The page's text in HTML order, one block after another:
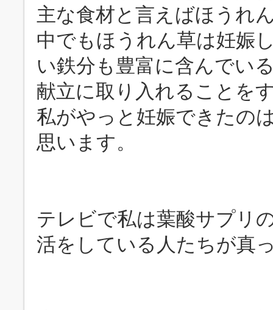
主な食材と言えばほうれ
中でもほうれん草は妊娠
い鉄分も豊富に含んでい
献立に取り入れることを
私がやっと妊娠できたの
思います。
テレビで私は葉酸サプリ
活をしている人たちが真